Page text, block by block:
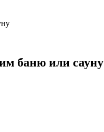
баню или сауну